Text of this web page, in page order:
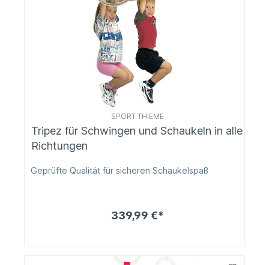
SPORT THIEME
Tripez für Schwingen und Schaukeln in alle
Richtungen
Geprüfte Qualität für sicheren Schaukelspaß
339,99 €*